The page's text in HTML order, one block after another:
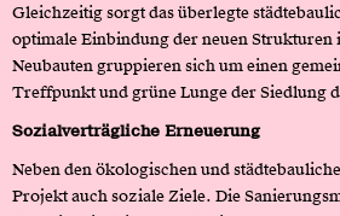
Gleichzeitig sorgt das überlegte
optimale Einbindung der neuen Strukturen
Neubauten gruppieren sich um einen
Treffpunkt und grüne Lunge der Siedlung
Sozialverträgliche Erneuerung
Neben den ökologischen und
Projekt auch soziale Ziele. Die